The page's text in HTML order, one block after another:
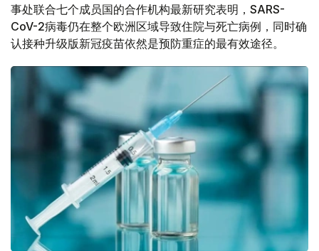
事处联合七个成员国的合作机构最新研究表明，SARS-
CoV-2病毒仍在整个欧洲区域导致住院与死亡病例，同时确
认接种升级版新冠疫苗依然是预防重症的最有效途径。